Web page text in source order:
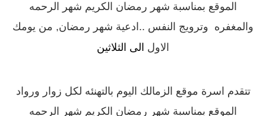
الموقع بمناسبة شهر رمضان الكريم شهر الرحمه
والمغفره وترويج النفس ..ادعية شهر رمضان, من يومك
الاول الى الثلاثين
تتقدم اسرة موقع الزمالك اليوم بالتهنئه لكل زوار ورواد
الموقع بمناسبة شهر رمضان الكريم شهر الرحمه